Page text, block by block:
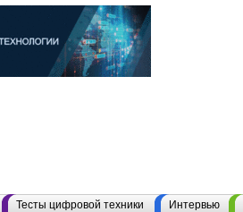
Тесты цифровой техники Интервью